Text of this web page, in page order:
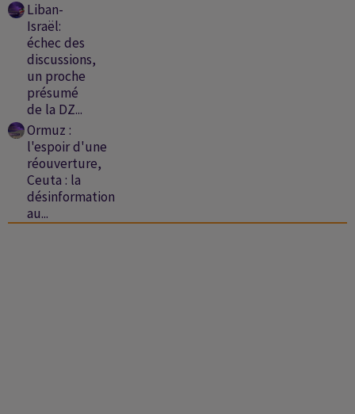
Liban-
Israël:
échec des
discussions,
un proche
présumé
de la DZ...
Ormuz :
l'espoir d'une
réouverture,
Ceuta : la
désinformation
au...